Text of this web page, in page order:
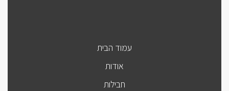
עמוד הבית
אודות
חבילות